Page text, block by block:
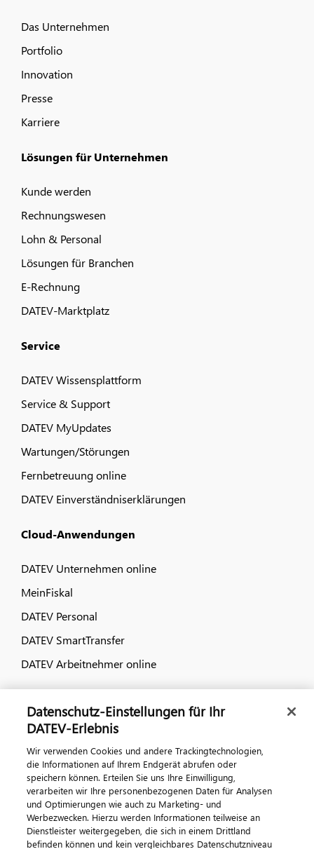
Das Unternehmen
Portfolio
Innovation
Presse
Karriere
Lösungen für Unternehmen
Kunde werden
Rechnungswesen
Lohn & Personal
Lösungen für Branchen
E-Rechnung
DATEV-Marktplatz
Service
DATEV Wissensplattform
Service & Support
DATEV MyUpdates
Wartungen/Störungen
Fernbetreuung online
DATEV Einverständniserklärungen
Cloud-Anwendungen
DATEV Unternehmen online
MeinFiskal
DATEV Personal
DATEV SmartTransfer
DATEV Arbeitnehmer online
Veranstaltungen
DATEV magazin
DATEV-Community
DATEV-Newsletter
DATEV Ratgeber
Datenschutz-Einstellungen für Ihr
DATEV-Erlebnis
Wir verwenden Cookies und andere Trackingtechnologien,
die Informationen auf Ihrem Endgerät abrufen oder
speichern können. Erteilen Sie uns Ihre Einwilligung,
verarbeiten wir Ihre personenbezogenen Daten für Analysen
und Optimierungen wie auch zu Marketing- und
Werbezwecken. Hierzu werden Informationen teilweise an
Dienstleister weitergegeben, die sich in einem Drittland
befinden können und kein vergleichbares Datenschutzniveau